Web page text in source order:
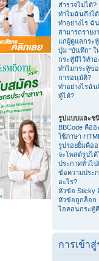
สำรวจไม่ได้?
ทำไมฉันถึงไ
ทำอย่างไร ฉั
สามารถราย
แก่ผู้ดูแลกระ
ปุ่ม “บันทึก”
กระทู้มีไว้ทำอ
ทำไมกระทู้ข
การอนุมัติ?
ทำอย่างไรฉั
ทู้ได้?
รูปแบบและช
BBCode คืออ
ใช้ภาษา
รูปรอยยิ้มคืออ
จะโพสต์รูปไ
ประกาศทั่วไ
ข้อความประ
อะไร?
หัวข้อ Sticky
หัวข้อถูกล็อก
ไอคอนกระทู้
การเข้า